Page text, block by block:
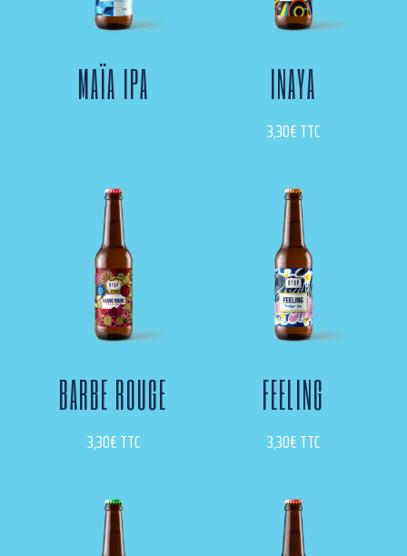
MAÏA IPA INAYA
3,30€TTC
BARBE ROUGE
3,30€TTC
FEELING
3,30€TTC